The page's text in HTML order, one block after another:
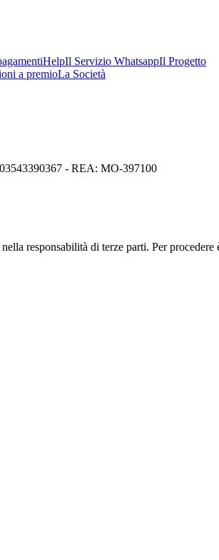
HelpIl Servizio WhatsappIl Progetto
a premioLa Società
- REA: MO-397100
responsabilità di terze parti. Per